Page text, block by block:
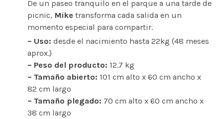
De un paseo tranquilo en el parque a una tarde de
picnic, Mike transforma cada salida en un
momento especial para compartir.
– Uso: desde el nacimiento hasta 22kg (48 meses
aprox.)
– Peso del producto: 12.7 kg
– Tamaño abierto: 101 cm alto x 60 cm ancho x
82 cm largo
– Tamaño plegado: 70 cm alto x 60 cm ancho x
38 cm largo